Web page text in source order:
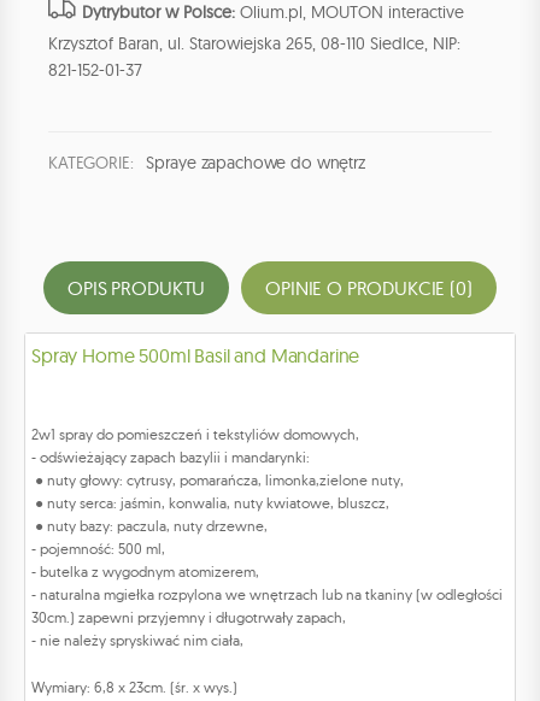
Dytrybutor w Polsce: Olium.pl, MOUTON interactive
Krzysztof Baran, ul. Starowiejska 265, 08-110 Siedlce, NIP:
821-152-01-37
KATEGORIE: Spraye zapachowe do wnętrz
OPIS PRODUKTU OPINIE O PRODUKCIE (0)
Spray Home 500ml Basil and Mandarine
2w1 spray do pomieszczeń i tekstyliów domowych,
- odświeżający zapach bazylii i mandarynki:
● nuty głowy: cytrusy, pomarańcza, limonka,zielone nuty,
● nuty serca: jaśmin, konwalia, nuty kwiatowe, bluszcz,
● nuty bazy: paczula, nuty drzewne,
- pojemność: 500 ml,
- butelka z wygodnym atomizerem,
- naturalna mgiełka rozpylona we wnętrzach lub na tkaniny (w odległości
30cm.) zapewni przyjemny i długotrwały zapach,
- nie należy spryskiwać nim ciała,
Wymiary: 6,8 x 23cm. (śr. x wys.)